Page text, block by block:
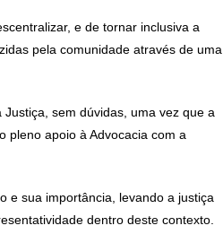
e de tornar inclusiva a
pela comunidade através de uma
sem dúvidas, uma vez que a
pleno apoio à Advocacia com a
e sua importância, levando a justiça
dentro deste contexto.